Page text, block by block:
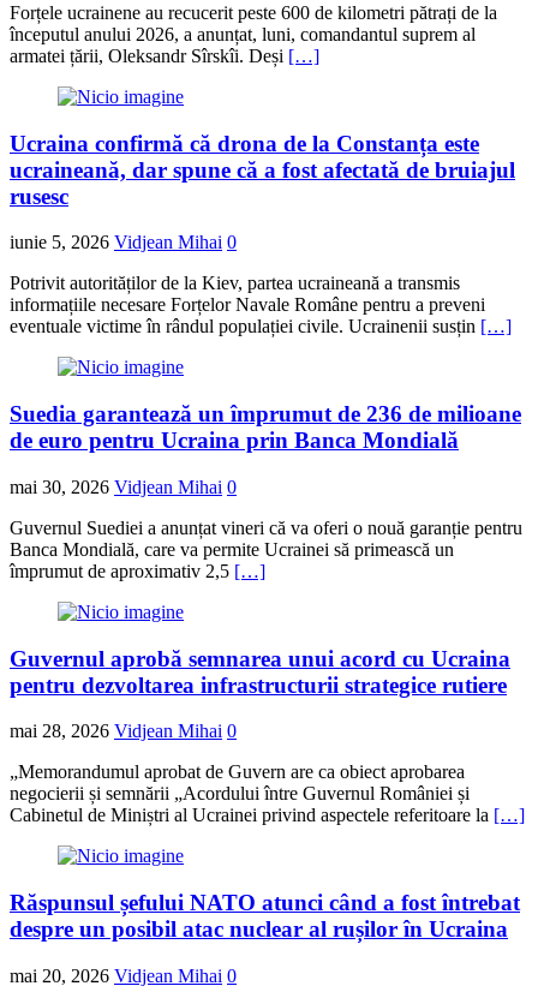
Forțele ucrainene au recucerit peste 600 de kilometri pătrați de la
începutul anului 2026, a anunțat, luni, comandantul suprem al
armatei țării, Oleksandr Sîrskîi. Deși […]
Ucraina confirmă că drona de la Constanța este
ucraineană, dar spune că a fost afectată de bruiajul
rusesc
iunie 5, 2026 Vidjean Mihai 0
Potrivit autorităților de la Kiev, partea ucraineană a transmis
informațiile necesare Forțelor Navale Române pentru a preveni
eventuale victime în rândul populației civile. Ucrainenii susțin […]
Suedia garantează un împrumut de 236 de milioane
de euro pentru Ucraina prin Banca Mondială
mai 30, 2026 Vidjean Mihai 0
Guvernul Suediei a anunțat vineri că va oferi o nouă garanție pentru
Banca Mondială, care va permite Ucrainei să primească un
împrumut de aproximativ 2,5 […]
Guvernul aprobă semnarea unui acord cu Ucraina
pentru dezvoltarea infrastructurii strategice rutiere
mai 28, 2026 Vidjean Mihai 0
„Memorandumul aprobat de Guvern are ca obiect aprobarea
negocierii și semnării „Acordului între Guvernul României și
Cabinetul de Miniștri al Ucrainei privind aspectele referitoare la […]
Răspunsul șefului NATO atunci când a fost întrebat
despre un posibil atac nuclear al rușilor în Ucraina
mai 20, 2026 Vidjean Mihai 0